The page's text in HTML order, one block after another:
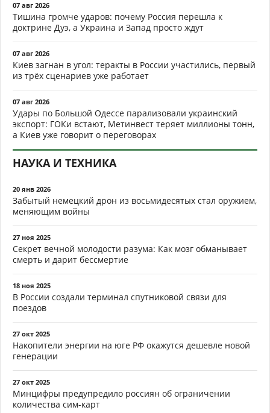
07 авг 2026
Тишина громче ударов: почему Россия перешла к
доктрине Дуэ, а Украина и Запад просто ждут
07 авг 2026
Киев загнан в угол: теракты в России участились, первый
из трёх сценариев уже работает
07 авг 2026
Удары по Большой Одессе парализовали украинский
экспорт: ГОКи встают, Метинвест теряет миллионы тонн,
а Киев уже говорит о переговорах
НАУКА И ТЕХНИКА
20 янв 2026
Забытый немецкий дрон из восьмидесятых стал оружием,
меняющим войны
27 ноя 2025
Секрет вечной молодости разума: Как мозг обманывает
смерть и дарит бессмертие
18 ноя 2025
В России создали терминал спутниковой связи для
поездов
27 окт 2025
Накопители энергии на юге РФ окажутся дешевле новой
генерации
27 окт 2025
Минцифры предупредило россиян об ограничении
количества сим-карт